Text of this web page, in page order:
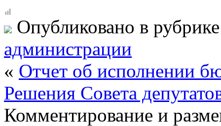
Опубликовано в
администрации
« Отчет об исполнении
Решения Совета
Комментирование и